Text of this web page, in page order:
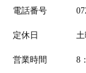
電話番号
定休日
営業時間 8